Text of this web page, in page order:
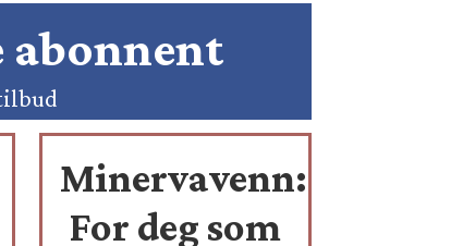
abonnent
Minervavenn:
For deg som